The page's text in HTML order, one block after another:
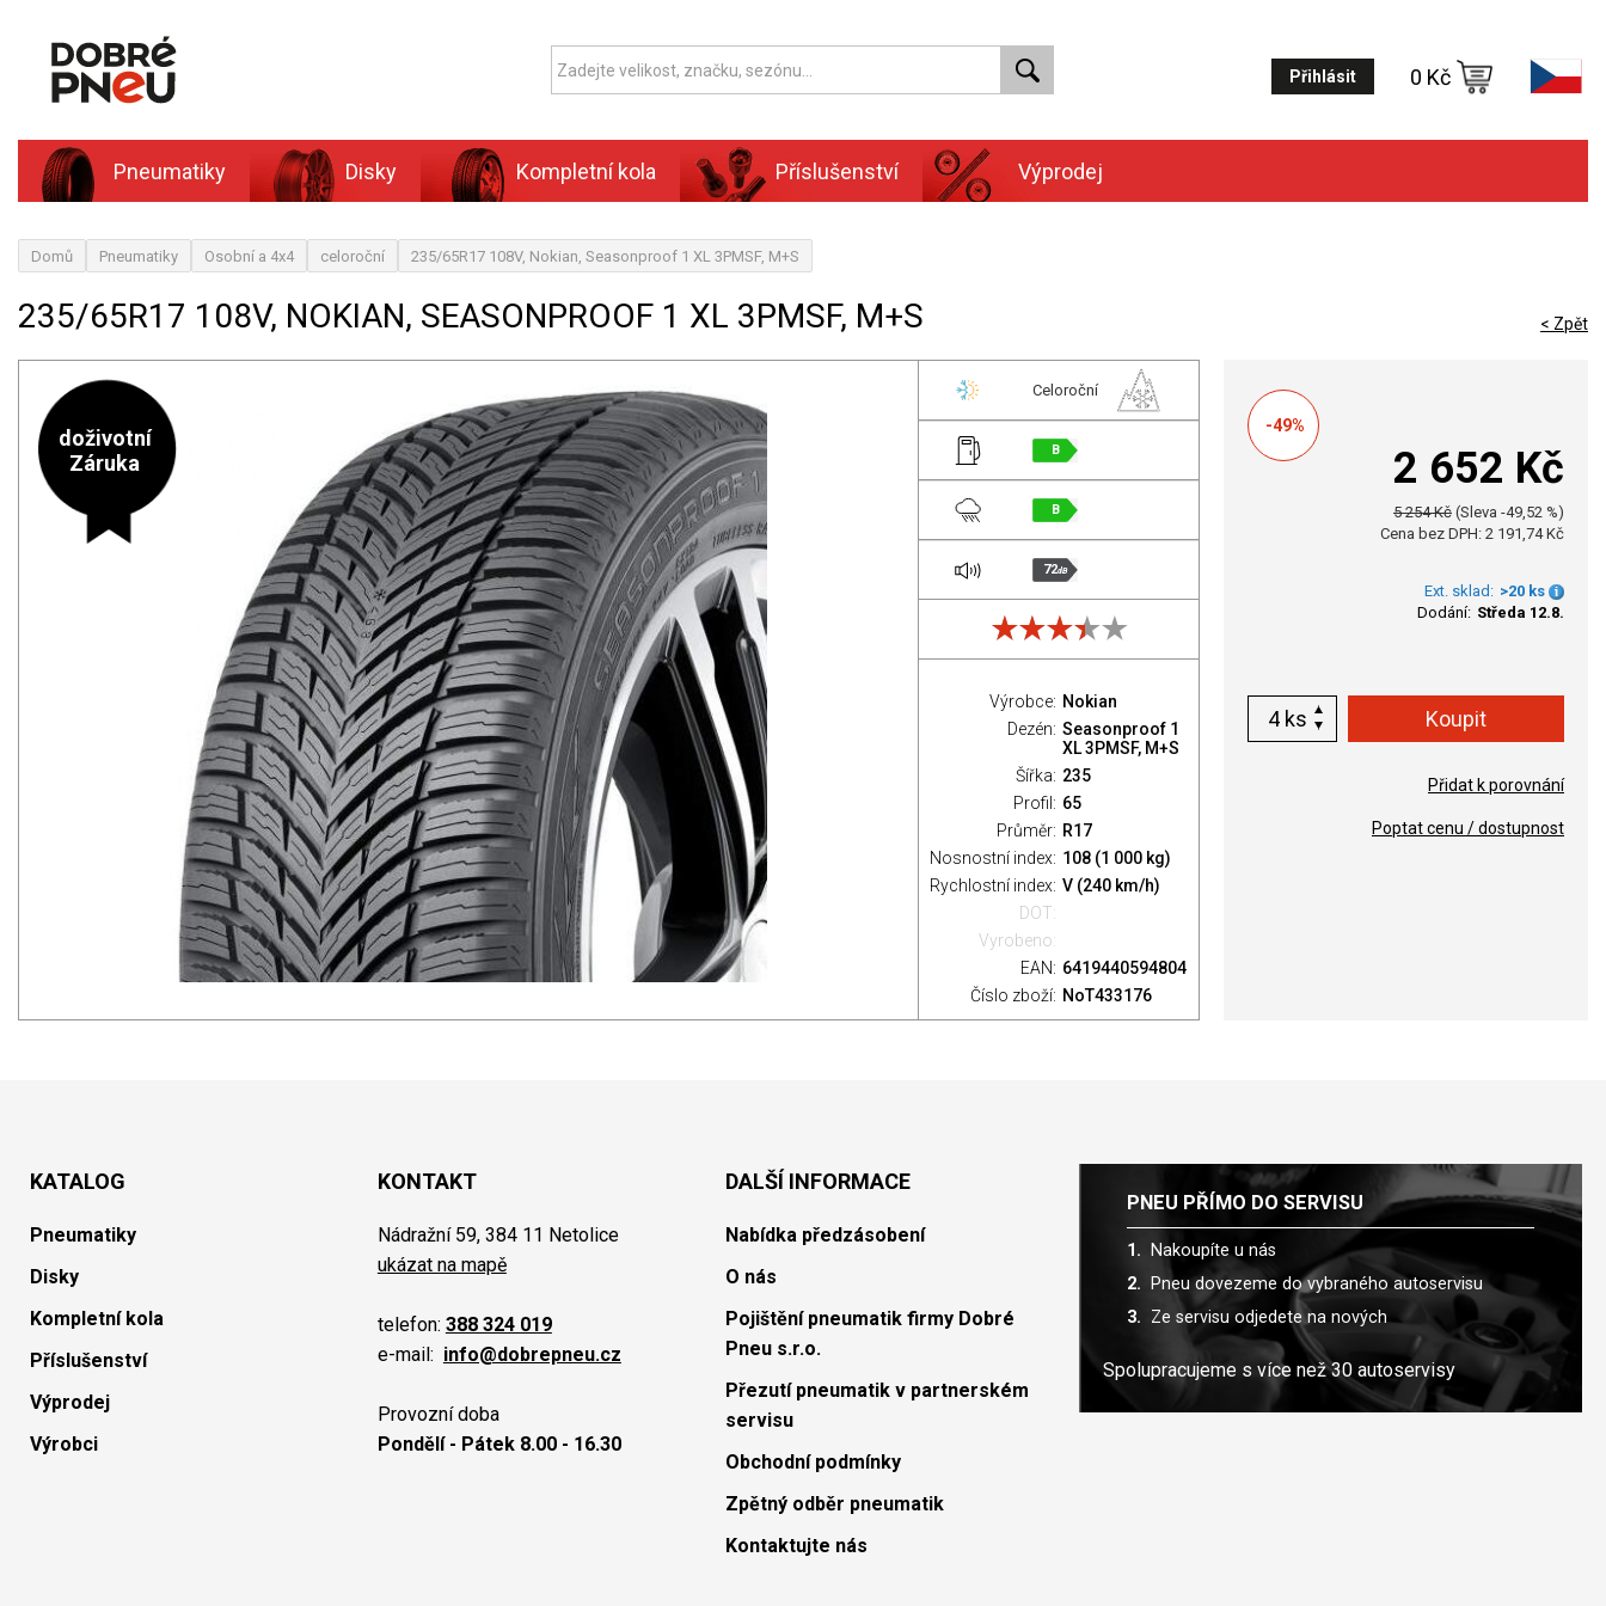
Přihlásit 0 Kč
Pneumatiky Disky Kompletní kola Příslušenství Výprodej
Domů Pneumatiky Osobní a 4x4 celoroční 235/65R17 108V, Nokian, Seasonproof 1 XL 3PMSF, M+S
235/65R17 108V, NOKIAN, SEASONPROOF 1 XL 3PMSF, M+S < Zpět
doživotní
Záruka
Celoroční
B
B
72dB
Výrobce: Nokian
Dezén: Seasonproof 1
XL 3PMSF, M+S
Šířka: 235
Profil: 65
Průměr: R17
Nosnostní index: 108 (1 000 kg)
Rychlostní index: V (240 km/h)
DOT:
Vyrobeno:
EAN: 6419440594804
Číslo zboží: NoT433176
-49%
2 652 Kč
5 254 Kč (Sleva -49,52 %)
Cena bez DPH: 2 191,74 Kč
Ext. sklad: >20 ks
Dodání: Středa 12.8.
ks
Přidat k porovnání
Poptat cenu / dostupnost
KATALOG
Pneumatiky
Disky
Kompletní kola
Příslušenství
Výprodej
Výrobci
KONTAKT
Nádražní 59, 384 11 Netolice
ukázat na mapě
telefon: 388 324 019
e-mail: info@dobrepneu.cz
Provozní doba
Pondělí - Pátek 8.00 - 16.30
DALŠÍ INFORMACE
Nabídka předzásobení
O nás
Pojištění pneumatik firmy Dobré
Pneu s.r.o.
Přezutí pneumatik v partnerském
servisu
Obchodní podmínky
Zpětný odběr pneumatik
Kontaktujte nás
PNEU PŘÍMO DO SERVISU
Nakoupíte u nás
Pneu dovezeme do vybraného autoservisu
Ze servisu odjedete na nových
Spolupracujeme s více než 30 autoservisy